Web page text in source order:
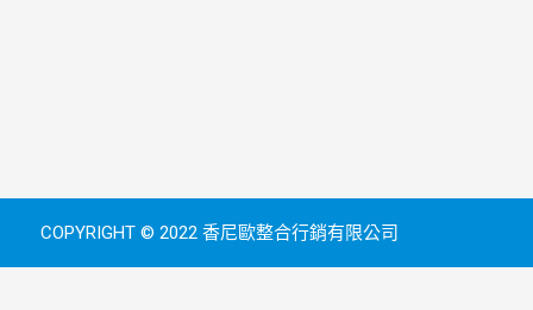
COPYRIGHT © 2022 香尼歐整合行銷有限公司